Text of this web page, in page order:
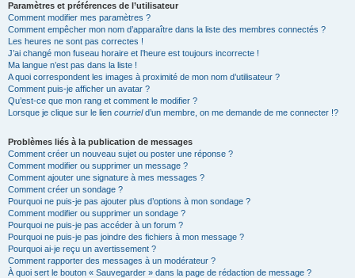
Paramètres et préférences de l’utilisateur
Comment modifier mes paramètres ?
Comment empêcher mon nom d’apparaître dans la liste des membres connectés ?
Les heures ne sont pas correctes !
J’ai changé mon fuseau horaire et l’heure est toujours incorrecte !
Ma langue n’est pas dans la liste !
A quoi correspondent les images à proximité de mon nom d’utilisateur ?
Comment puis-je afficher un avatar ?
Qu’est-ce que mon rang et comment le modifier ?
Lorsque je clique sur le lien courrield’un membre, on me demande de me connecter !?
Problèmes liés à la publication de messages
Comment créer un nouveau sujet ou poster une réponse ?
Comment modifier ou supprimer un message ?
Comment ajouter une signature à mes messages ?
Comment créer un sondage ?
Pourquoi ne puis-je pas ajouter plus d’options à mon sondage ?
Comment modifier ou supprimer un sondage ?
Pourquoi ne puis-je pas accéder à un forum ?
Pourquoi ne puis-je pas joindre des fichiers à mon message ?
Pourquoi ai-je reçu un avertissement ?
Comment rapporter des messages à un modérateur ?
À quoi sert le bouton « Sauvegarder » dans la page de rédaction de message ?